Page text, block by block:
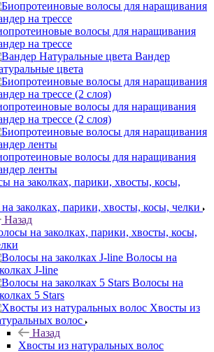
волосы для наращивания
на трессе
Вандер
цвета
волосы для наращивания
на трессе (2 слоя)
волосы для наращивания
ленты
заколках, парики, хвосты, косы, челки
Назад
на заколках, парики, хвосты, косы,
Волосы на
J-line
Волосы на
5 Stars
Хвосты из
волос
Назад
Хвосты из натуральных волос